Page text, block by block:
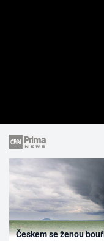
Českem se ženou